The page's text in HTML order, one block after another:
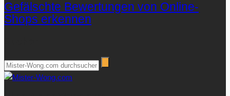
Gefälschte Bewertungen von Online-
Shops erkennen